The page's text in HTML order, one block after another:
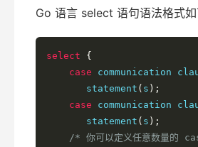
Go 语言 select 语句语法格式
select
{
case communication
       statement
( s );
case communication
       statement
( s );
/* 你可以定义任意数量的